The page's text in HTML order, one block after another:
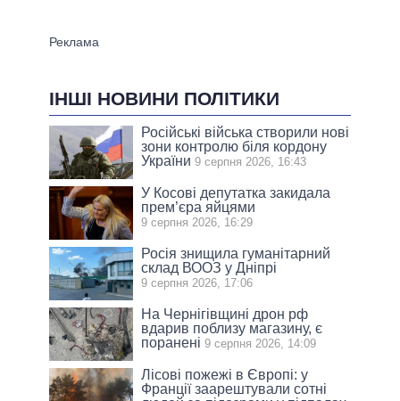
ІНШІ НОВИНИ ПОЛІТИКИ
Російські війська створили нові
зони контролю біля кордону
України 9 серпня 2026, 16:43
У Косові депутатка закидала
прем’єра яйцями
9 серпня 2026, 16:29
Росія знищила гуманітарний
склад ВООЗ у Дніпрі
9 серпня 2026, 17:06
На Чернігівщині дрон рф
вдарив поблизу магазину, є
поранені 9 серпня 2026, 14:09
Лісові пожежі в Європі: у
Франції заарештували сотні